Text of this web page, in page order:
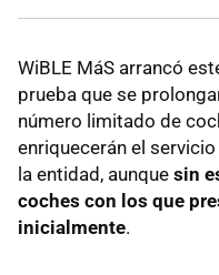
WiBLE MáS arrancó
prueba que se
número limitado de
enriquecerán el
la entidad, aunque sin
coches con los que
inicialmente.